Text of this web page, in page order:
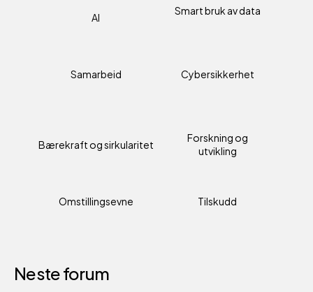
AI Smart bruk av data
Samarbeid Cybersikkerhet
Bærekraft og sirkularitet
Forskning og
utvikling
Omstillingsevne Tilskudd
Neste forum